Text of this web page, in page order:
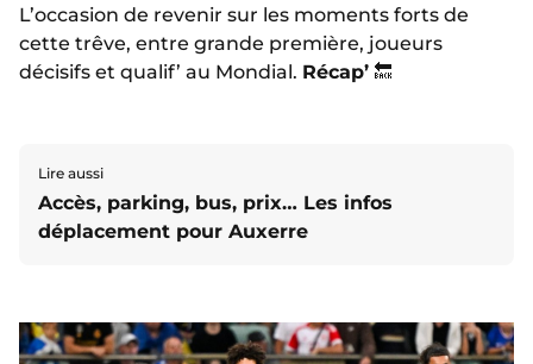
L’occasion de revenir sur les moments forts de
cette trêve, entre grande première, joueurs
décisifs et qualif’ au Mondial. Récap’ 🔙
Lire aussi
Accès, parking, bus, prix… Les infos
déplacement pour Auxerre